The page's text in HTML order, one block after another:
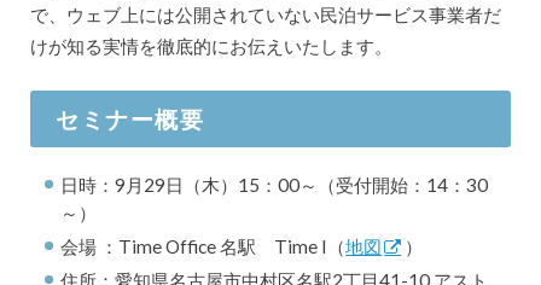
で、ウェブ上には公開されていない民泊サービス事業者だ
けが知る実情を徹底的にお伝えいたします。
セミナー概要
日時：9月29日（木）15：00～（受付開始：14：30
～）
会場 ：Time Office 名駅 Time I（地図
）
住所：愛知県名古屋市中村区名駅2丁目41-10 アスト